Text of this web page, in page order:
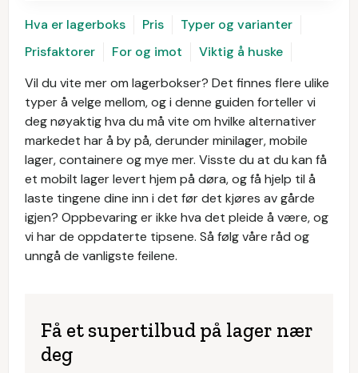
Hva er lagerboks Pris
Typer og varianter
Prisfaktorer
For og imot
Viktig å huske
Vil du vite mer om lagerbokser? Det finnes flere ulike
typer å velge mellom, og i denne guiden forteller vi
deg nøyaktig hva du må vite om hvilke alternativer
markedet har å by på, derunder minilager, mobile
lager, containere og mye mer. Visste du at du kan få
et mobilt lager levert hjem på døra, og få hjelp til å
laste tingene dine inn i det før det kjøres av gårde
igjen? Oppbevaring er ikke hva det pleide å være, og
vi har de oppdaterte tipsene. Så følg våre råd og
unngå de vanligste feilene.
Få et supertilbud på lager nær
deg